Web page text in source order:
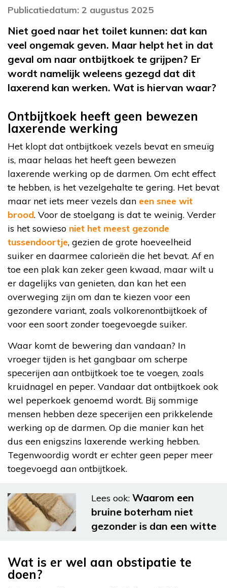
Publicatiedatum: 2 augustus 2025
Niet goed naar het toilet kunnen: dat kan
veel ongemak geven. Maar helpt het in dat
geval om naar ontbijtkoek te grijpen? Er
wordt namelijk weleens gezegd dat dit
laxerend kan werken. Wat is hiervan waar?
Ontbijtkoek heeft geen bewezen
laxerende werking
Het klopt dat ontbijtkoek vezels bevat en smeuïg
is, maar helaas het heeft geen bewezen
laxerende werking op de darmen. Om echt effect
te hebben, is het vezelgehalte te gering. Het bevat
maar net iets meer vezels dan een snee wit
brood. Voor de stoelgang is dat te weinig. Verder
is het sowieso niet het meest gezonde
tussendoortje, gezien de grote hoeveelheid
suiker en daarmee calorieën die het bevat. Af en
toe een plak kan zeker geen kwaad, maar wilt u
er dagelijks van genieten, dan kan het een
overweging zijn om dan te kiezen voor een
gezondere variant, zoals volkorenontbijtkoek of
voor een soort zonder toegevoegde suiker.
Waar komt de bewering dan vandaan? In
vroeger tijden is het gangbaar om scherpe
specerijen aan ontbijtkoek toe te voegen, zoals
kruidnagel en peper. Vandaar dat ontbijtkoek ook
wel peperkoek genoemd wordt. Bij sommige
mensen hebben deze specerijen een prikkelende
werking op de darmen. Op die manier kan het
dus een enigszins laxerende werking hebben.
Tegenwoordig wordt er echter geen peper meer
toegevoegd aan ontbijtkoek.
Lees ook: Waarom een
bruine boterham niet
gezonder is dan een witte
Wat is er wel aan obstipatie te
doen?